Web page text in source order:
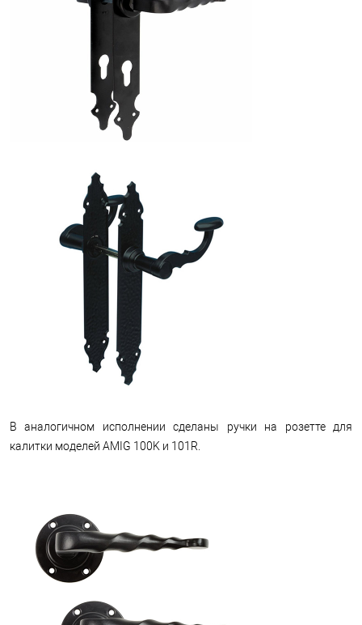
В аналогичном исполнении сделаны ручки на розетте для
калитки моделей AMIG 100K и 101R.